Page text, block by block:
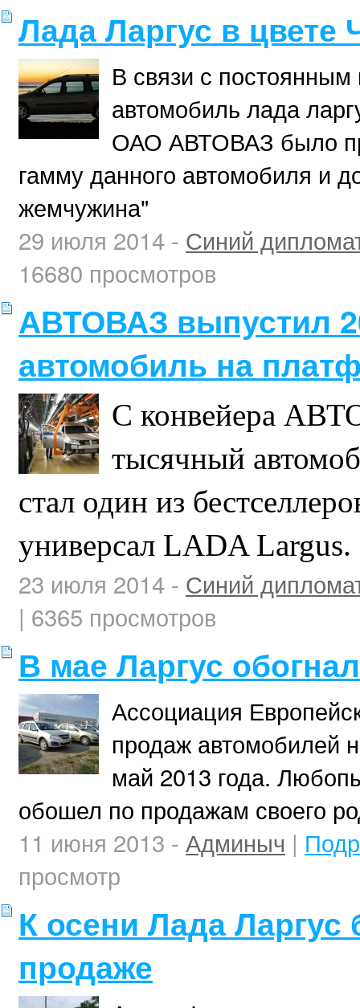
Лада Ларгус в
В связи с
автомобиль лада
ОАО АВТОВАЗ было
гамму данного автомобиля и
жемчужина"
29 июля 2014 - Синий
16680 просмотров
АВТОВАЗ выпустил
автомобиль на
С конвейера
тысячный
стал один из
универсал LADA Largus.
23 июля 2014 - Синий
| 6365 просмотров
В мае Ларгус
Ассоциация
продаж автомобилей
май 2013 года.
обошел по продажам своего
11 июня 2013 - Админыч |
просмотр
К осени Лада Ларгус
продаже